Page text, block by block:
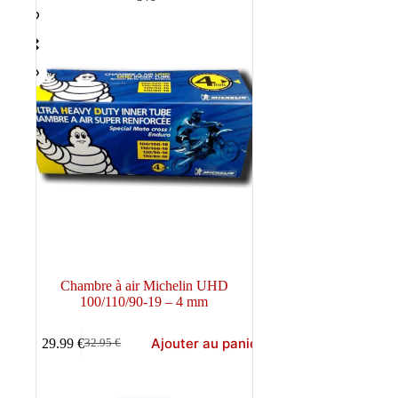
Chambre à air Michelin UHD
100/110/90-19 – 4 mm
32.95€
Le
29.99€Le
Ajouter au panier